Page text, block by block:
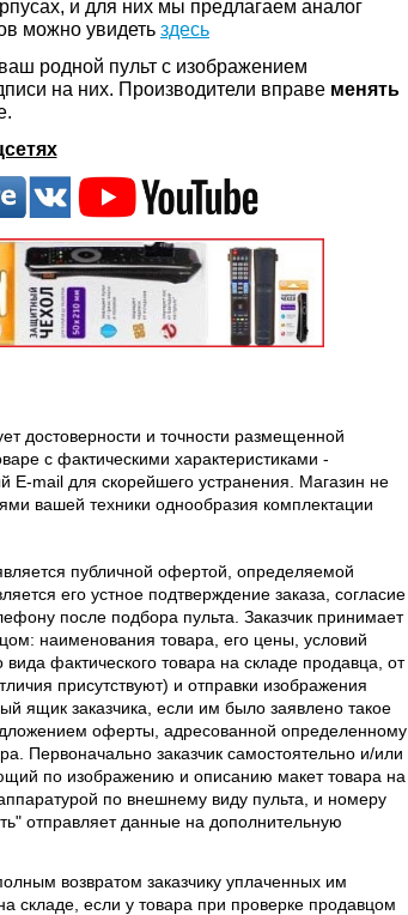
и для них мы предлагаем аналог
можно увидеть здесь
ваш родной пульт с изображением
на них. Производители вправе менять
достоверности и точности размещенной
с фактическими характеристиками -
E-mail для скорейшего устранения. Магазин не
вашей техники однообразия комплектации
публичной офертой, определяемой
его устное подтверждение заказа, согласие
после подбора пульта. Заказчик принимает
наименования товара, его цены, условий
фактического товара на складе продавца, от
присутствуют) и отправки изображения
ящик заказчика, если им было заявлено такое
оферты, адресованной определенному
Первоначально заказчик самостоятельно и/или
по изображению и описанию макет товара на
по внешнему виду пульта, и номеру
отправляет данные на дополнительную
возвратом заказчику уплаченных им
складе, если у товара при проверке продавцом